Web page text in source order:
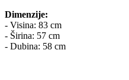
Dimenzije:
- Visina: 83 cm
- Širina: 57 cm
- Dubina: 58 cm